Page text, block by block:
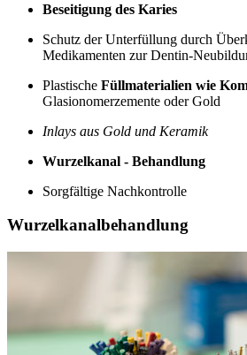
Beseitigung des Karies
Schutz der Unterfüllung durch
Medikamenten zur Dentin-
Plastische Füllmaterialien wie
Glasionomerzemente oder Gold
Inlays aus Gold und Keramik
Wurzelkanal - Behandlung
Sorgfältige Nachkontrolle
Wurzelkanalbehandlung